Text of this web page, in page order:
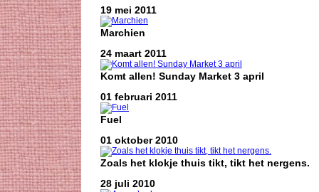
19 mei 2011
Marchien
24 maart 2011
Komt allen! Sunday Market 3 april
01 februari 2011
Fuel
01 oktober 2010
Zoals het klokje thuis tikt, tikt het nergens.
28 juli 2010